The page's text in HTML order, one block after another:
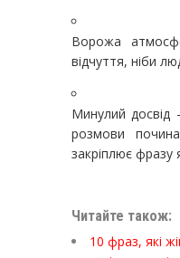
Ворожа
відчуття, ніби
Минулий досвід
розмови
закріплює фразу
Читайте також:
10 фраз, які